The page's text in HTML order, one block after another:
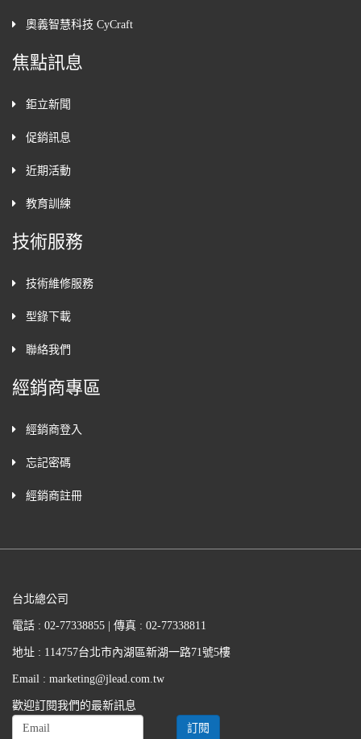
奧義智慧科技 CyCraft
焦點訊息
鉅立新聞
促銷訊息
近期活動
教育訓練
技術服務
技術維修服務
型錄下載
聯絡我們
經銷商專區
經銷商登入
忘記密碼
經銷商註冊
台北總公司
電話 : 02-77338855 | 傳真 : 02-77338811
地址 : 114757台北市內湖區新湖一路71號5樓
Email : marketing@jlead.com.tw
歡迎訂閱我們的最新訊息